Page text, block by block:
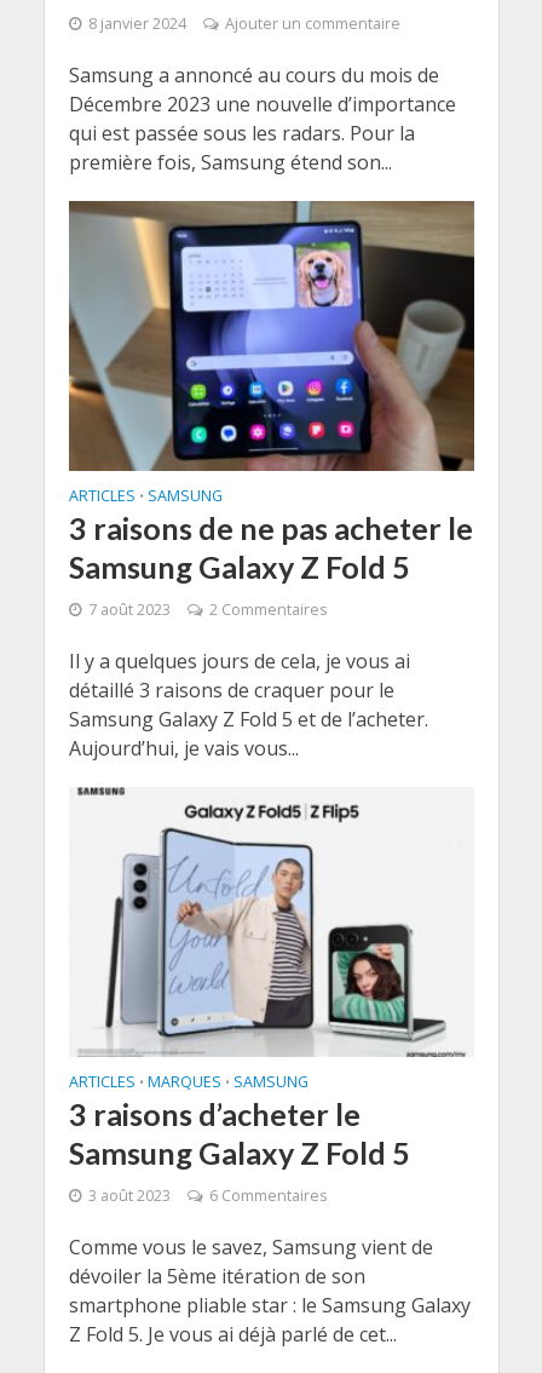
8 janvier 2024 Ajouter un commentaire
Samsung a annoncé au cours du mois de
Décembre 2023 une nouvelle d’importance
qui est passée sous les radars. Pour la
première fois, Samsung étend son...
ARTICLES • SAMSUNG
3 raisons de ne pas acheter le
Samsung Galaxy Z Fold 5
7 août 2023 2 Commentaires
Il y a quelques jours de cela, je vous ai
détaillé 3 raisons de craquer pour le
Samsung Galaxy Z Fold 5 et de l’acheter.
Aujourd’hui, je vais vous...
ARTICLES • MARQUES • SAMSUNG
3 raisons d’acheter le
Samsung Galaxy Z Fold 5
3 août 2023 6 Commentaires
Comme vous le savez, Samsung vient de
dévoiler la 5ème itération de son
smartphone pliable star : le Samsung Galaxy
Z Fold 5. Je vous ai déjà parlé de cet...